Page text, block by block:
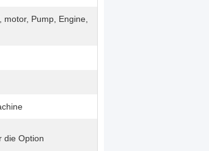
motor, Pump, Engine,
die Option